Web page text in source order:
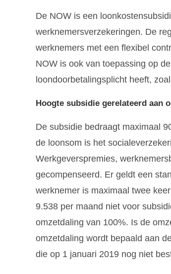
De NOW is een
werknemersverzekeringen. De
werknemers met een flexibel
NOW is ook van toepassing op
loondoorbetalingsplicht heeft,
Hoogte subsidie gerelateerd aan
De subsidie bedraagt maximaal
de loonsom is het
Werkgeverspremies,
gecompenseerd. Er geldt een
werknemer is maximaal twee
9.538 per maand niet voor
omzetdaling van 100%. Is de
omzetdaling wordt bepaald aan
die op 1 januari 2019 nog niet